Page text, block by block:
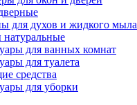
для духов и жидкого мыла
для ванных комнат
для туалета
средства
для уборки